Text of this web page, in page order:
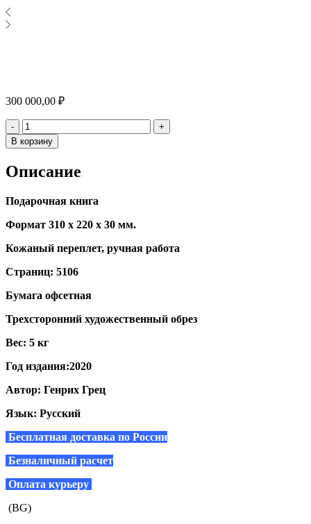
300 000,00 ₽
- Количество
+
В корзину
Описание
Подарочная книга
Формат 310 х 220 х 30 мм.
Кожаный переплет, ручная работа
Страниц: 5106
Бумага офсетная
Трехсторонний художественный обрез
Вес: 5 кг
Год издания:2020
Автор: Генрих Грец
Язык: Русский
Бесплатная доставка по России
Безналичный расчет
Оплата курьеру
(BG)